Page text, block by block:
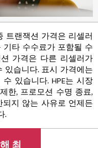
트랜잭션 가격은 리셀러
기타 수수료가 포함될 수
가격은 다른 리셀러가
있습니다. 표시 가격에는
있습니다. HPE는 시장
한, 프로모션 수명 종료,
지 않는 사유로 언제든
.
최